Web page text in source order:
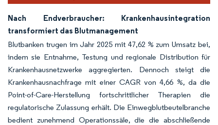
Nach Endverbraucher: Krankenhausintegration
transformiert das Blutmanagement
Blutbanken trugen im Jahr 2025 mit 47,62 % zum Umsatz bei,
indem sie Entnahme, Testung und regionale Distribution für
Krankenhausnetzwerke aggregierten. Dennoch steigt die
Krankenhausnachfrage mit einer CAGR von 4,66 %, da die
Point-of-Care-Herstellung fortschrittlicher Therapien die
regulatorische Zulassung erhält. Die Einwegblutbeutelbranche
bedient zunehmend Operationssäle, die die abschließende